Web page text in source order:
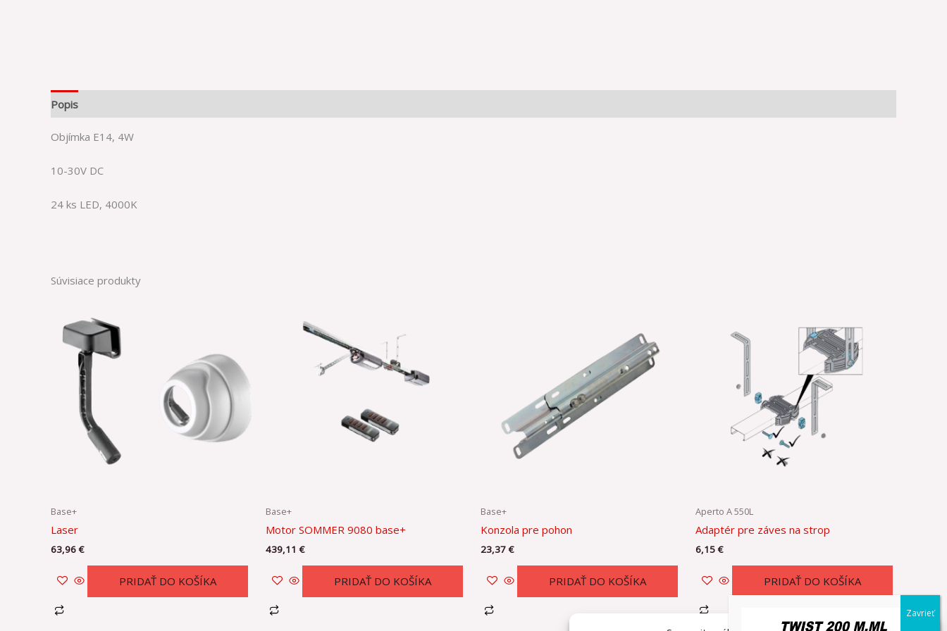
Popis
Objímka E14, 4W
10-30V DC
24 ks LED, 4000K
Súvisiace produkty
Base+
Laser
63,96€
PRIDAŤ DO KOŠÍKA
Base+
Motor SOMMER 9080 base+
439,11€
PRIDAŤ DO KOŠÍKA
Base+
Konzola pre pohon
23,37€
PRIDAŤ DO KOŠÍKA
Aperto A 550L
Adaptér pre záves na strop
6,15€
PRIDAŤ DO KOŠÍKA